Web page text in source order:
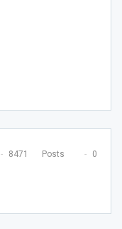
8471 Posts 0